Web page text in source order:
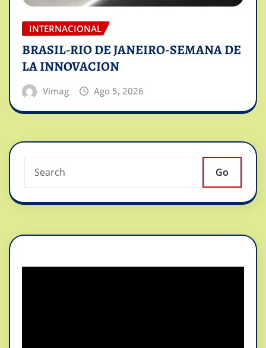
INTERNACIONAL
BRASIL-RIO DE JANEIRO-SEMANA DE
LA INNOVACION
Vimag Ago 5, 2026
Go